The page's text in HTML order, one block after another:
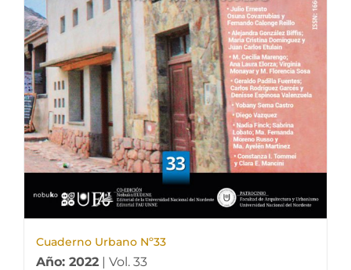
Cuaderno Urbano Nº33
Año: 2022 | Vol. 33